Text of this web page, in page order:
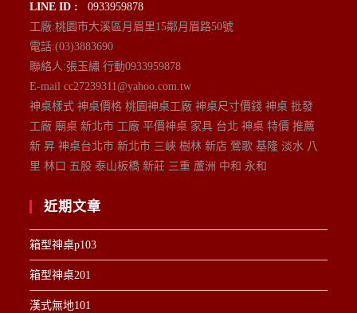
LINE ID :
0933959878
工廠:桃園市大溪區月眉里15鄰月眉路50號
電話:(03)3883690
聯絡人:張玉繡 行動0933959878
E-mail cc27239311@yahoo.com.tw
神桌樣式 神桌價格 桃園神桌工廠 神桌尺寸價錢 神桌 批發
工廠 廟桌 新北市 工廠 平價神桌 家具 台北 神桌 特價 推薦
新 昇 神桌台北市 新北市 三峽 樹林 新店 鶯歌 基隆 淡水 八
里 林口 五股 泰山板橋 新莊 三重 蘆洲 中和 永和
近期文章
箱型神桌p103
箱型神桌201
漢式無地101